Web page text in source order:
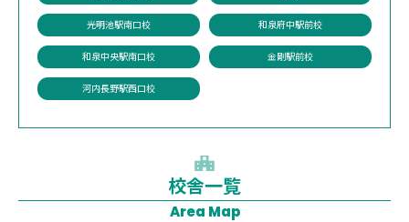
光明池駅南口校 和泉府中駅前校
和泉中央駅南口校 金剛駅前校
河内長野駅西口校
校舎一覧
Area Map
1